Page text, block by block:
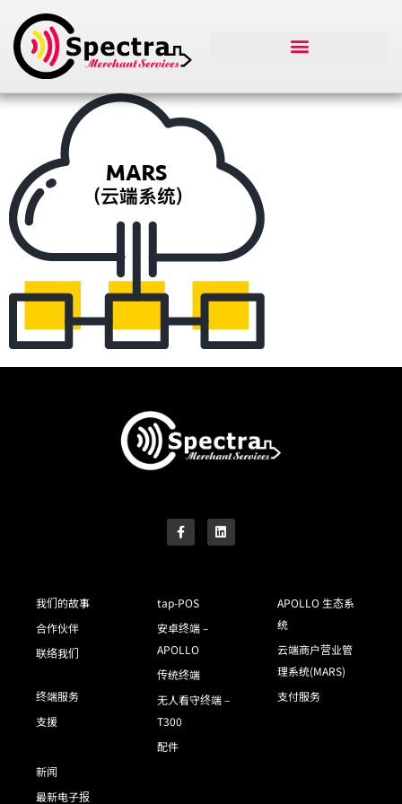
我们的故事
合作伙伴
联络我们
终端服务
支援
tap-POS
安卓终端 –
APOLLO
传统终端
无人看守终端 –
T300
配件
APOLLO 生态系
统
云端商户营业管
理系统(MARS)
支付服务
新闻
最新电子报